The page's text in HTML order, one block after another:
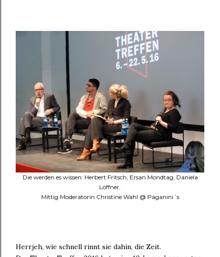
Die werden es wissen: Herbert Fritsch, Ersan Mondtag, Daniela
Löffner.
Mittig Moderatorin Christine Wahl @ Paganini´s
Herrjeh, wie schnell rinnt sie dahin, die Zeit.